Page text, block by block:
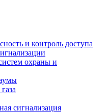
и контроль доступа
охраны и
сигнализация